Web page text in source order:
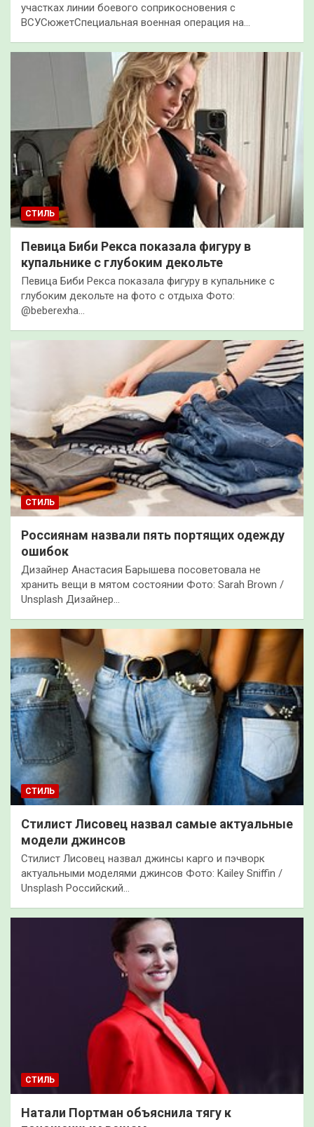
участках линии боевого соприкосновения с
ВСУСюжетСпециальная военная операция на…
СТИЛЬ
Певица Биби Рекса показала фигуру в
купальнике с глубоким декольте
Певица Биби Рекса показала фигуру в купальнике с
глубоким декольте на фото с отдыха Фото:
@beberexha…
СТИЛЬ
Россиянам назвали пять портящих одежду
ошибок
Дизайнер Анастасия Барышева посоветовала не
хранить вещи в мятом состоянии Фото: Sarah Brown /
Unsplash Дизайнер…
СТИЛЬ
Стилист Лисовец назвал самые актуальные
модели джинсов
Стилист Лисовец назвал джинсы карго и пэчворк
актуальными моделями джинсов Фото: Kailey Sniffin /
Unsplash Российский…
СТИЛЬ
Натали Портман объяснила тягу к